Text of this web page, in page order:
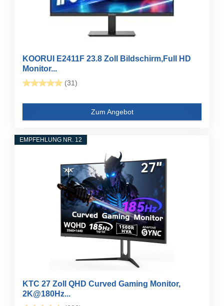
KOORUI E2411F 23.8 Zoll Bildschirm,Full HD
Monitor...
(31)
Zum Angebot
EMPFEHLUNG NR. 12
KTC 27 Zoll QHD Curved Gaming Monitor,
2K@180Hz...